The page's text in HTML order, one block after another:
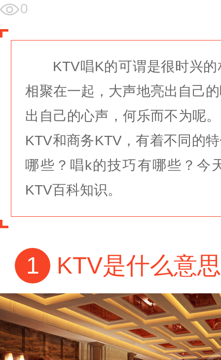
0
KTV唱K的可谓是很时兴
相聚在一起，大声地亮出自己
出自己的心声，何乐而不为呢。
KTV和商务KTV，有着不同的
哪些？唱 k的技巧有哪些？今
KTV百科知识。
1 KTV是什么意思